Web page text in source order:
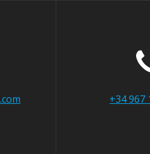
+34 967